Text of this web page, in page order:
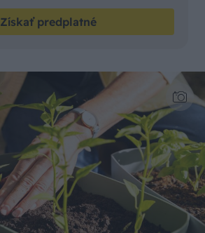
Získať predplatné